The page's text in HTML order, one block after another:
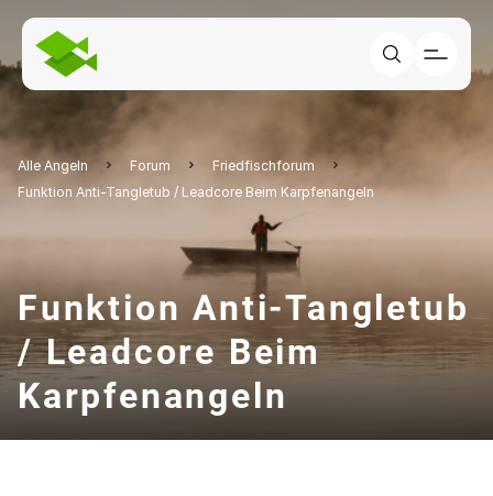
Alle Angeln Forum
Friedfischforum
Funktion Anti-Tangletub / Leadcore Beim Karpfenangeln
Funktion Anti-Tangletub
/ Leadcore Beim
Karpfenangeln